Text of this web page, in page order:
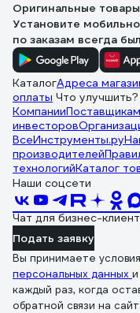
Оригинальные
Установите
по заказам всегда
КаталогАдреса
оплаты Что улучшить?
КомпанииПоставщикам
инвесторов
ВсеИнструменты.ру
производителей
технологийКаталог
Наши соцсети
Чат для бизнес-
Подать заявку
Вы принимаете условия
персональных данных и
каждый раз, когда
обратной связи на